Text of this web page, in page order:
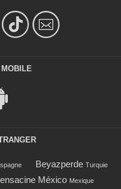
Beyazperde Turquie
México Mexique